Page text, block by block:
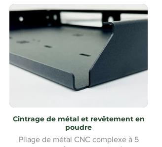
Cintrage de métal et revêtement en
poudre
Pliage de métal CNC complexe à 5